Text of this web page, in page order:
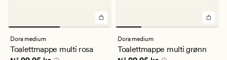
Dora medium
Toalettmappe multi rosa
Dora medium
Toalettmappe multi grønn